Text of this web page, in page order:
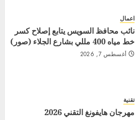
اعمال
نائب محافظ السويس يتابع إصلاح كسر
خط مياه 400 مللي بشارع الجلاء (صور)
أغسطس 7, 2026
تقنية
مهرجان هايفونغ التقني 2026